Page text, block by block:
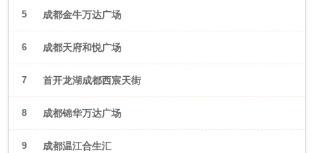
5 成都金牛万达广场
6 成都天府和悦广场
7 首开龙湖成都西宸天街
8 成都锦华万达广场
9 成都温江合生汇